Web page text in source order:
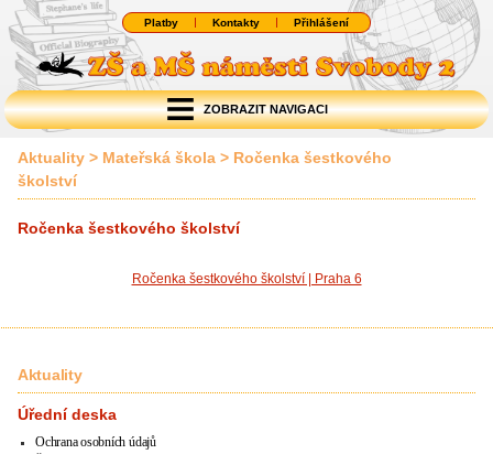
Platby Kontakty Přihlášení
ZOBRAZIT NAVIGACI
Aktuality > Mateřská škola > Ročenka šestkového
školství
Ročenka šestkového školství
Ročenka šestkového školství | Praha 6
Aktuality
Úřední deska
Ochrana osobních údajů